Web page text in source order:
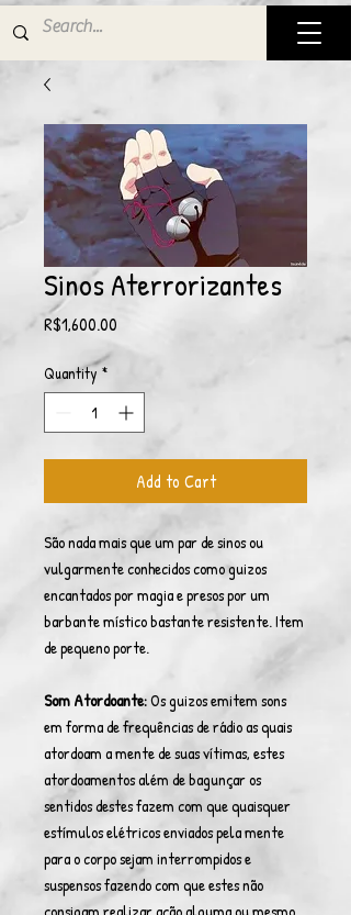
Sinos Aterrorizantes
R$1,600.00
Quantity *
Add to Cart
São nada mais que um par de sinos ou
vulgarmente conhecidos como guizos
encantados por magia e presos por um
barbante místico bastante resistente. Item
de pequeno porte.
Som Atordoante:Os guizos emitem sons
em forma de frequências de rádio as quais
atordoam a mente de suas vítimas, estes
atordoamentos além de bagunçar os
sentidos destes fazem com que quaisquer
estímulos elétricos enviados pela mente
para o corpo sejam interrompidos e
suspensos fazendo com que estes não